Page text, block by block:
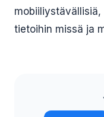
tietoihin missä ja